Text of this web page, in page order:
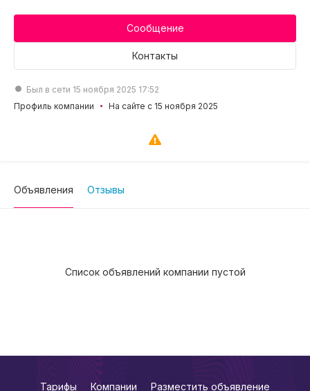
Сообщение
Контакты
Был в сети 15 ноября 2025 17:52
Профиль компании
На сайте с 15 ноября 2025
Объявления Отзывы
Список объявлений компании пустой
Тарифы Компании Разместить объявление